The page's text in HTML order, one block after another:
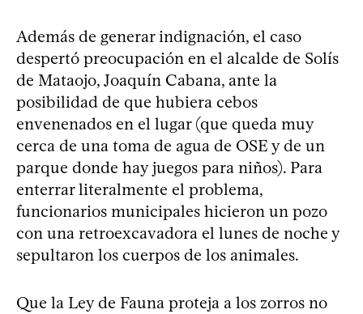
Además de generar indignación, el caso
despertó preocupación en el alcalde de Solís
de Mataojo, Joaquín Cabana, ante la
posibilidad de que hubiera cebos
envenenados en el lugar (que queda muy
cerca de una toma de agua de OSE y de un
parque donde hay juegos para niños). Para
enterrar literalmente el problema,
funcionarios municipales hicieron un pozo
con una retroexcavadora el lunes de noche y
sepultaron los cuerpos de los animales.
Que la Ley de Fauna proteja a los zorros no